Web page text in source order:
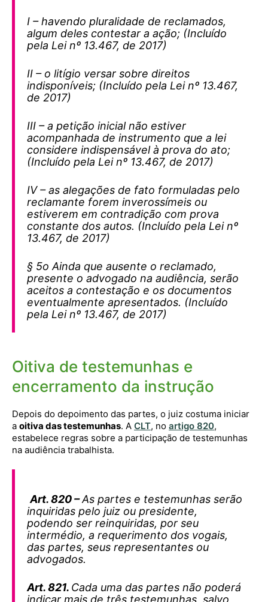
I – havendo pluralidade de reclamados,
algum deles contestar a ação; (Incluído
pela Lei nº 13.467, de 2017)
II – o litígio versar sobre direitos
indisponíveis; (Incluído pela Lei nº 13.467,
de 2017)
III – a petição inicial não estiver
acompanhada de instrumento que a lei
considere indispensável à prova do ato;
(Incluído pela Lei nº 13.467, de 2017)
IV – as alegações de fato formuladas pelo
reclamante forem inverossímeis ou
estiverem em contradição com prova
constante dos autos. (Incluído pela Lei nº
13.467, de 2017)
§ 5o Ainda que ausente o reclamado,
presente o advogado na audiência, serão
aceitos a contestação e os documentos
eventualmente apresentados. (Incluído
pela Lei nº 13.467, de 2017)
Oitiva de testemunhas e
encerramento da instrução
Depois do depoimento das partes, o juiz costuma iniciar
a oitiva das testemunhas. A CLT, no artigo 820,
estabelece regras sobre a participação de testemunhas
na audiência trabalhista.
Art. 820 –As partes e testemunhas serão
inquiridas pelo juiz ou presidente,
podendo ser reinquiridas, por seu
intermédio, a requerimento dos vogais,
das partes, seus representantes ou
advogados.
Art. 821. Cada uma das partes não poderá
indicar mais de três testemunhas, salvo